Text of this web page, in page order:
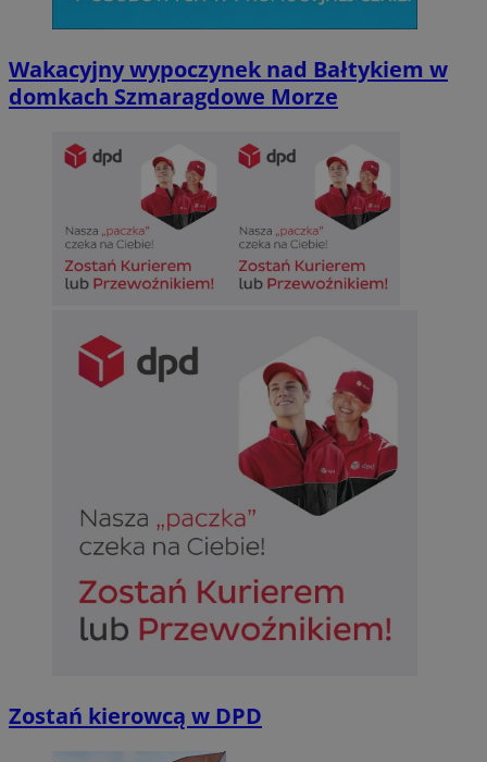
Wakacyjny wypoczynek nad Bałtykiem w
domkach Szmaragdowe Morze
Zostań kierowcą w DPD